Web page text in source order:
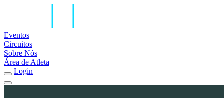
Eventos
Circuitos
Sobre Nós
Área de Atleta
Login